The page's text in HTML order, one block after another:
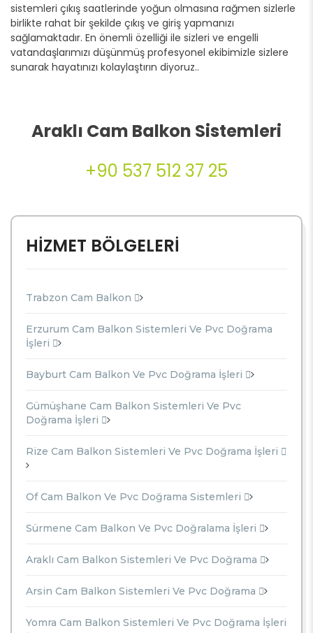
sistemleri çıkış saatlerinde yoğun olmasına rağmen sizlerle
birlikte rahat bir şekilde çıkış ve giriş yapmanızı
sağlamaktadır. En önemli özelliği ile sizleri ve engelli
vatandaşlarımızı düşünmüş profesyonel ekibimizle sizlere
sunarak hayatınızı kolaylaştırın diyoruz..
Araklı Cam Balkon Sistemleri
+90 537 512 37 25
HİZMET BÖLGELERİ
Trabzon Cam Balkon
Erzurum Cam Balkon Sistemleri Ve Pvc Doğrama
İşleri
Bayburt Cam Balkon Ve Pvc Doğrama İşleri
Gümüşhane Cam Balkon Sistemleri Ve Pvc
Doğrama İşleri
Rize Cam Balkon Sistemleri Ve Pvc Doğrama İşleri
Of Cam Balkon Ve Pvc Doğrama Sistemleri
Sürmene Cam Balkon Ve Pvc Doğralama İşleri
Araklı Cam Balkon Sistemleri Ve Pvc Doğrama
Arsin Cam Balkon Sistemleri Ve Pvc Doğrama
Yomra Cam Balkon Sistemleri Ve Pvc Doğrama İşleri